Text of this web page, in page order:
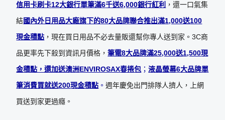
信用卡刷卡12大銀行單筆滿6千送6,000銀行紅利 ，還一口氣集
結國內外日用品大廠旗下的80大品牌聯合推出滿1,000送100
現金積點 ，現在買日用品不必去量販還幫你專人送到家。3C商
品更率先下殺到資訊月價格，筆電8大品牌滿25,000送1,500現
金積點，還加送澳洲ENVIROSAX春捲包 ；液晶螢幕6大品牌單
筆消費買就送200現金積點 。週年慶免出門排隊人擠人，上網
買送到家更過癮。